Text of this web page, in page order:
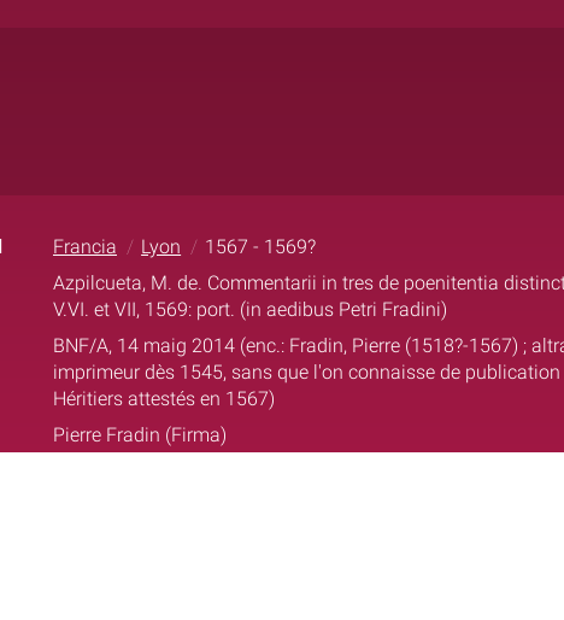
Francia Lyon
1567 - 1569?
Azpilcueta, M. de. Commentarii in tres de poenitentia
V.VI. et VII, 1569: port. (in aedibus Petri Fradini)
BNF/A, 14 maig 2014 (enc.: Fradin, Pierre (1518?-1567) ;
imprimeur dès 1545, sans que l'on connaisse de
Héritiers attestés en 1567)
Pierre Fradin (Firma)